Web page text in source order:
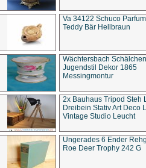
Va 34122 Schuco
Teddy Bär Hellbraun
Wächtersbach Schälchen
Jugendstil Dekor 1865
Messingmontur
2x Bauhaus Tripod Steh
Dreibein Stativ Art Deco
Vintage Studio Leucht
Ungerades 6 Ender
Roe Deer Trophy 242 G